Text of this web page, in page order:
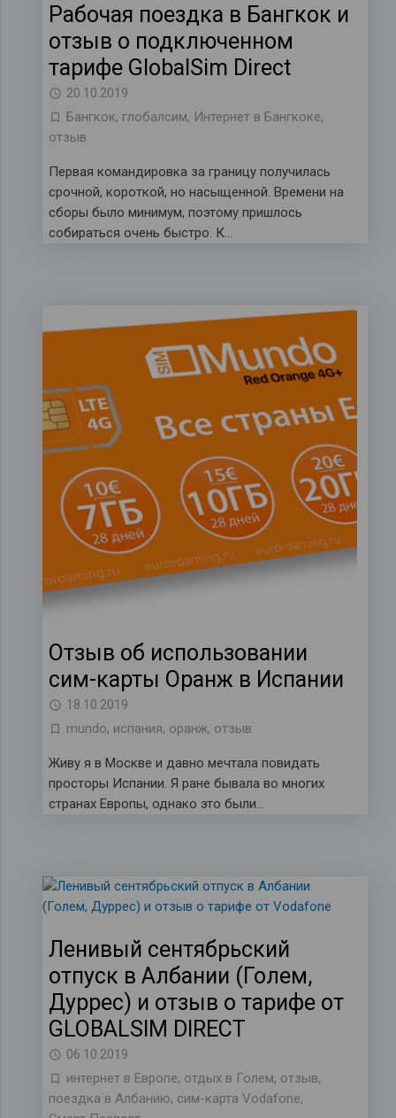
Рабочая поездка в Бангкок и
отзыв о подключенном
тарифе GlobalSim Direct
20.10.2019
Бангкок, глобалсим, Интернет в Бангкоке,
отзыв
Первая командировка за границу получилась
срочной, короткой, но насыщенной. Времени на
сборы было минимум, поэтому пришлось
собираться очень быстро. К…
Отзыв об использовании
сим-карты Оранж в Испании
18.10.2019
mundo, испания, оранж, отзыв
Живу я в Москве и давно мечтала повидать
просторы Испании. Я ране бывала во многих
странах Европы, однако это были…
Ленивый сентябрьский
отпуск в Албании (Голем,
Дуррес) и отзыв о тарифе от
GLOBALSIM DIRECT
06.10.2019
интернет в Европе, отдых в Голем, отзыв,
поездка в Албанию, сим-карта Vodafonе,